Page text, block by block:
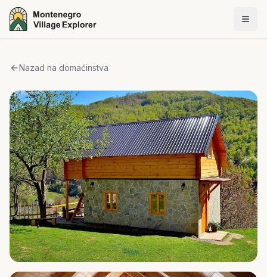
Nazad na domaćinstva